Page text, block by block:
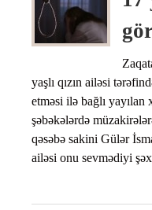
yaşlı qızın ailəsi
etməsi ilə bağlı yayılan
şəbəkələrdə
qəsəbə sakini Gülər
ailəsi onu sevmədiyi